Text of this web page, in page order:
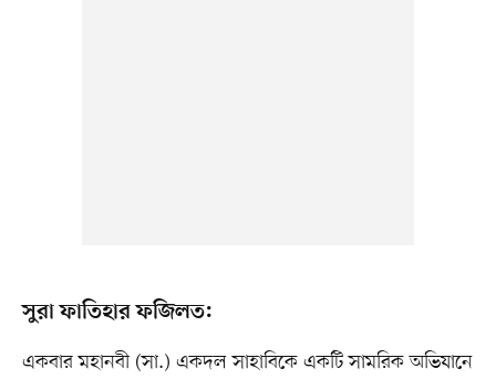
সুরা ফাতিহার ফজিলত:
একবার মহানবী (সা.) একদল সাহাবিকে একটি সামরিক অভিযানে